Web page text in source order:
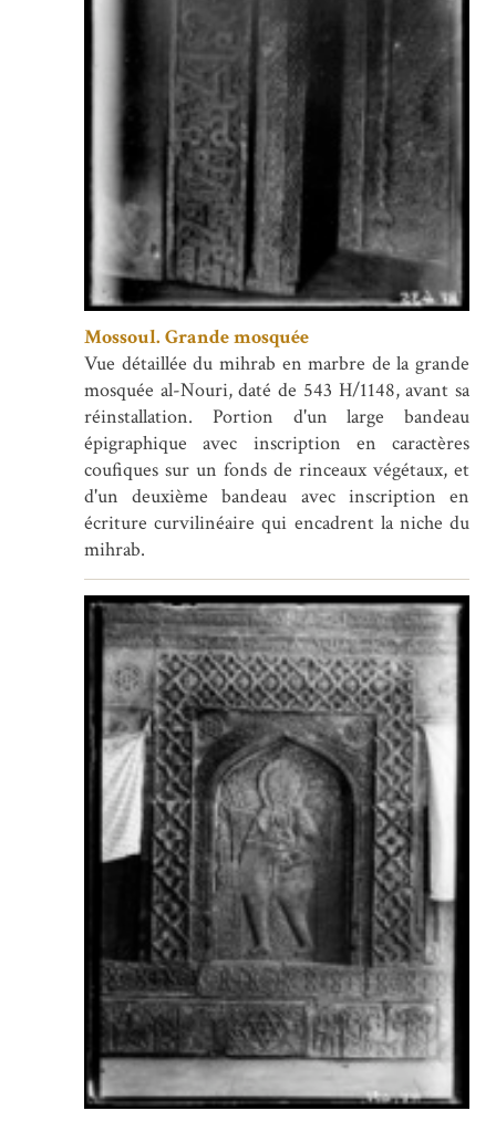
Mossoul. Grande mosquée
Vue détaillée du mihrab en marbre de la grande
mosquée al-Nouri, daté de 543 H/1148, avant sa
réinstallation. Portion d'un large bandeau
épigraphique avec inscription en caractères
coufiques sur un fonds de rinceaux végétaux, et
d'un deuxième bandeau avec inscription en
écriture curvilinéaire qui encadrent la niche du
mihrab.